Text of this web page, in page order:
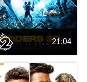
21:04